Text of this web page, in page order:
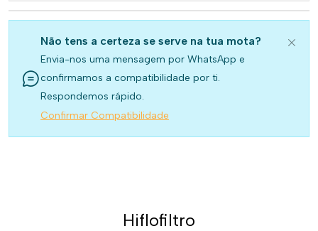
Não tens a certeza se serve na tua mota?
Envia-nos uma mensagem por WhatsApp e
confirmamos a compatibilidade por ti.
Respondemos rápido.
Confirmar Compatibilidade
Hiflofiltro